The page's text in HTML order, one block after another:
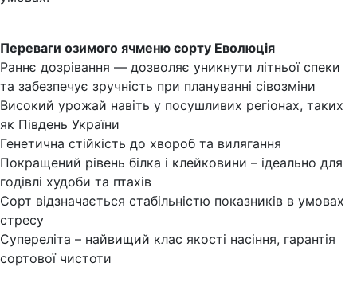
Переваги озимого ячменю сорту Еволюція
Раннє дозрівання — дозволяє уникнути літньої спеки
та забезпечує зручність при плануванні сівозміни
Високий урожай навіть у посушливих регіонах, таких
як Південь України
Генетична стійкість до хвороб та вилягання
Покращений рівень білка і клейковини – ідеально для
годівлі худоби та птахів
Сорт відзначається стабільністю показників в умовах
стресу
Супереліта – найвищий клас якості насіння, гарантія
сортової чистоти